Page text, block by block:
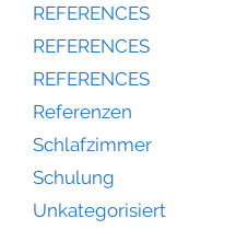
REFERENCES
REFERENCES
REFERENCES
Referenzen
Schlafzimmer
Schulung
Unkategorisiert